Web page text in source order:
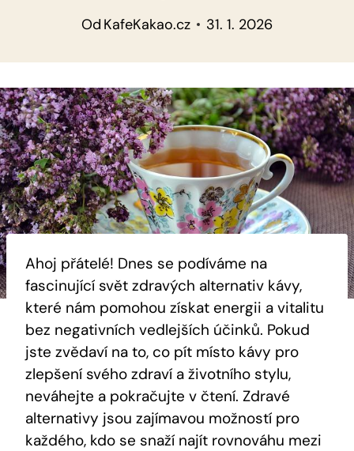
Od KafeKakao.cz 31. 1. 2026
Ahoj přátelé! Dnes se podíváme na
fascinující svět zdravých alternativ kávy,
které nám pomohou získat energii a vitalitu
bez negativních vedlejších účinků. Pokud
jste zvědaví na to, co pít místo kávy pro
zlepšení svého zdraví a životního stylu,
neváhejte a pokračujte v čtení. Zdravé
alternativy jsou zajímavou možností pro
každého, kdo se snaží najít rovnováhu mezi